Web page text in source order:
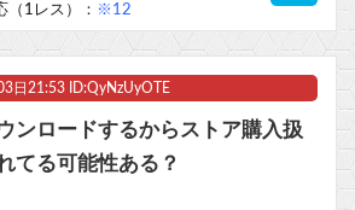
（1レス）： ※12
日21:53 ID:QyNzUyOTE
ンロードするからストア購入扱
てる可能性ある？